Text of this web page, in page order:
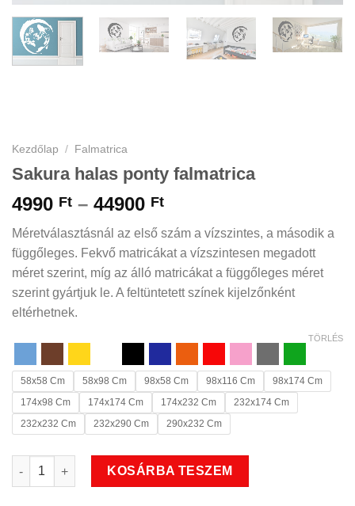
Kezdőlap / Falmatrica
Sakura halas ponty falmatrica
4990 Ft – 44900 FtÁrtartomány:
4990 Ft
-
44900 Ft
Méretválasztásnál az első szám a vízszintes, a második a
függőleges. Fekvő matricákat a vízszintesen megadott
méret szerint, míg az álló matricákat a függőleges méret
szerint gyártjuk le. A feltüntetett színek kijelzőnként
eltérhetnek.
58x58 Cm 58x98 Cm 98x58 Cm 98x116 Cm
98x174 Cm
174x98 Cm
174x174 Cm 174x232 Cm
232x174 Cm
232x232 Cm
232x290 Cm 290x232 Cm
TÖRLÉS
Sakura halas ponty falmatrica mennyiség
KOSÁRBA TESZEM